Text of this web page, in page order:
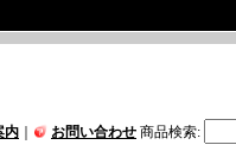
内 お問い合わせ 商品検索: